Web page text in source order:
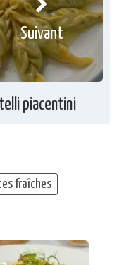
Suivant
piacentini
fraîches